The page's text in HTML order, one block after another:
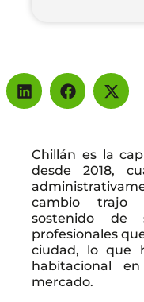
Chillán es la
desde 2018,
cambio trajo
sostenido de
profesionales
ciudad, lo que
habitacional
mercado.